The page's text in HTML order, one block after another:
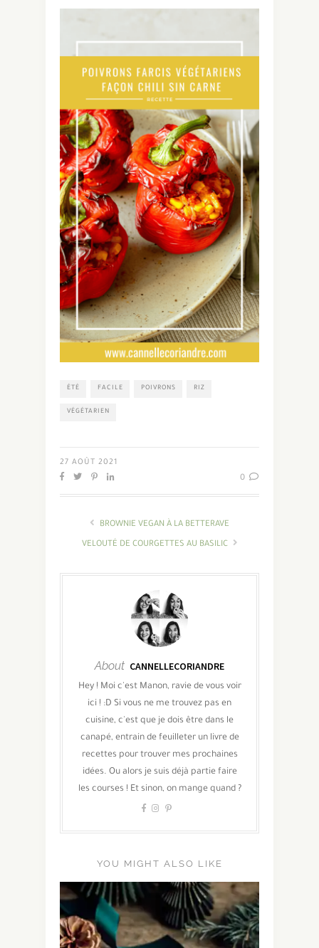
ÉTÉ FACILE POIVRONS RIZ
VÉGÉTARIEN
27 AOÛT 2021
0
BROWNIE VEGAN À LA BETTERAVE
VELOUTÉ DE COURGETTES AU BASILIC
About CANNELLECORIANDRE
Hey ! Moi c'est Manon, ravie de vous voir
ici ! :D Si vous ne me trouvez pas en
cuisine, c'est que je dois être dans le
canapé, entrain de feuilleter un livre de
recettes pour trouver mes prochaines
idées. Ou alors je suis déjà partie faire
les courses ! Et sinon, on mange quand ?
YOU MIGHT ALSO LIKE